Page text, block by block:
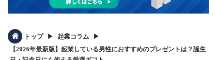
トップ ▶︎ 起業コラム ▶︎
【2026年最新版】起業している男性におすすめのプレゼントは？誕生